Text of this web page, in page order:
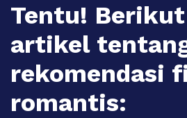
Tentu!
artikel
rekomendasi
romantis: